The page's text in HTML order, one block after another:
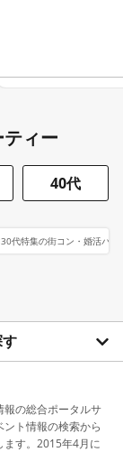
ィー
40代
代特集の街コン・婚活パー
の総合ポータルサ
ト情報の検索から
ます。2015年4月に